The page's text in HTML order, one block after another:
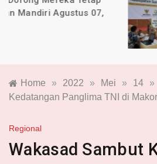
Sumedang
Kekuatan
Agustus 8, 2026
Home » 2022 » Mei » 14 »
Kedatangan Panglima TNI di
Regional
Wakasad Sambut